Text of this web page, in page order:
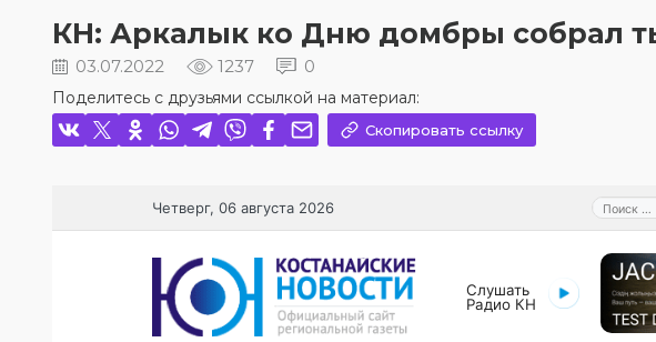
КН: Аркалык ко Дню домбры собрал
03.07.2022 1237 0
Поделитесь с друзьями ссылкой на материал:
Скопировать ссылку